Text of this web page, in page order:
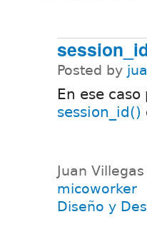
Posted by
En ese
session_id()
Juan Villegas
micoworker
Diseño y